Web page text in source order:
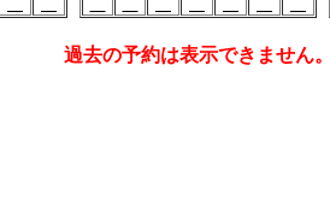
過去の予約は表示できません。